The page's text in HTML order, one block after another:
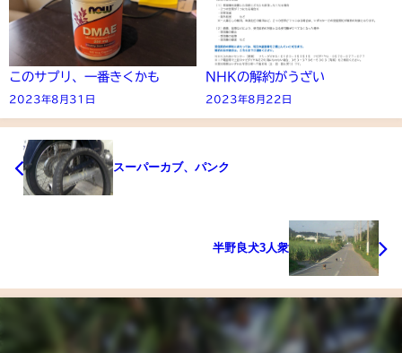
このサプリ、一番きくかも
2023年8月31日
NHKの解約がうざい
2023年8月22日
スーパーカブ、パンク
半野良犬3人衆